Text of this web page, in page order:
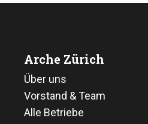
Arche Zürich
Über uns
Vorstand & Team
Alle Betriebe